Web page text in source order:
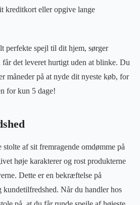
kreditkort eller opgive lange
perfekte spejl til dit hjem, sørger
det leveret hurtigt uden at blinke. Du
måneder på at nyde dit nyeste køb, for
for kun 5 dage!
af sit fremragende omdømme på
høje karakterer og rost produkterne
Dette er en bekræftelse på
kundetilfredshed. Når du handler hos